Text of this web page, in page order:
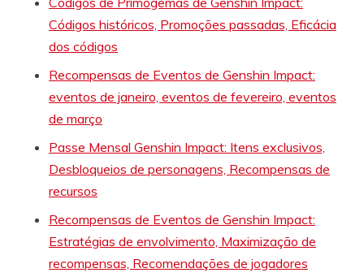
Códigos históricos, Promoções passadas, Eficácia
dos códigos
Recompensas de Eventos de Genshin Impact:
eventos de janeiro, eventos de fevereiro, eventos
de março
Passe Mensal Genshin Impact: Itens exclusivos,
Desbloqueios de personagens, Recompensas de
recursos
Recompensas de Eventos de Genshin Impact:
Estratégias de envolvimento, Maximização de
recompensas, Recomendações de jogadores